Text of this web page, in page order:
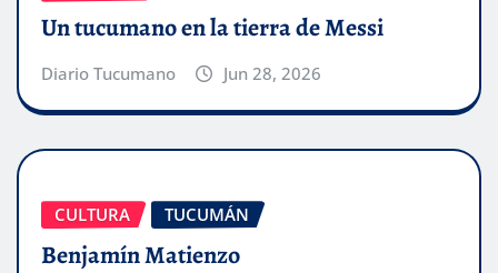
Un tucumano en la tierra de Messi
Diario Tucumano Jun 28, 2026
CULTURA TUCUMÁN
Benjamín Matienzo